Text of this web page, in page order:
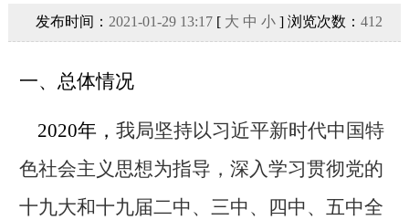
发布时间： 2021-01-29 13:17[ 大 中 小] 浏览次数： 412
一、总体情况
2020年， 我局坚持以习近平新时代中国特
色社会主义思想为指导，深入学习贯彻党的
十九大和十九届二中、三中、四中、五中全